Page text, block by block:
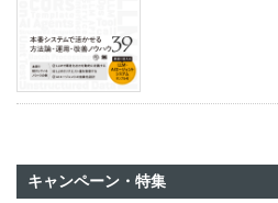
キャンペーン・特集